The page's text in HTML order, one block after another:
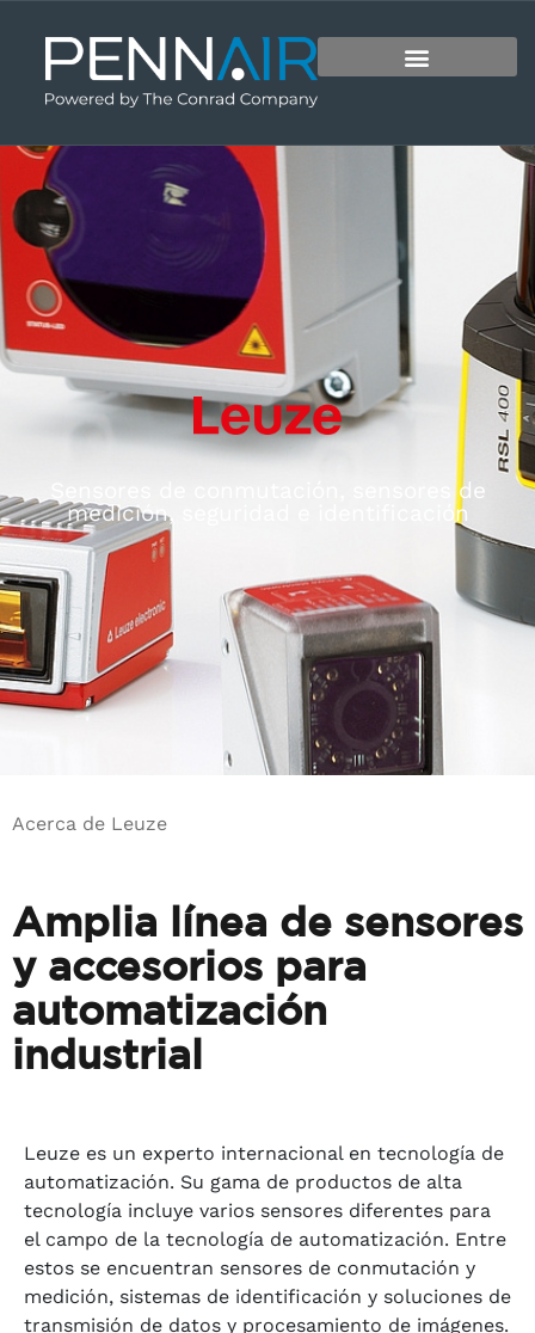
Sensores de conmutación, sensores de
medición, seguridad e identificación
Acerca de Leuze
Amplia línea de sensores
y accesorios para
automatización
industrial
Leuze es un experto internacional en tecnología de
automatización. Su gama de productos de alta
tecnología incluye varios sensores diferentes para
el campo de la tecnología de automatización. Entre
estos se encuentran sensores de conmutación y
medición, sistemas de identificación y soluciones de
transmisión de datos y procesamiento de imágenes.